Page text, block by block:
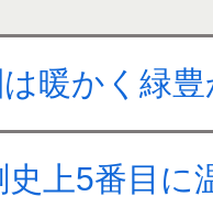
暖かく緑
上5番目に